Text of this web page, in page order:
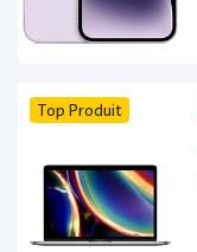
Top Produit